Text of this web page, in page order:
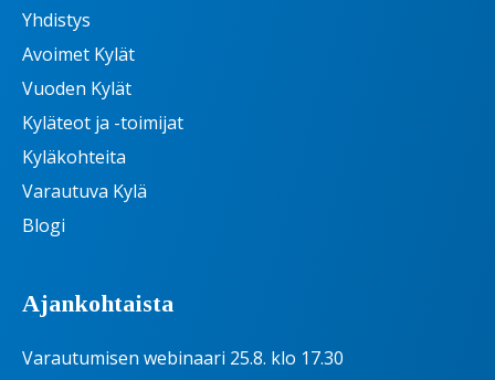
Yhdistys
Avoimet Kylät
Vuoden Kylät
Kyläteot ja -toimijat
Kyläkohteita
Varautuva Kylä
Blogi
Ajankohtaista
Varautumisen webinaari 25.8. klo 17.30